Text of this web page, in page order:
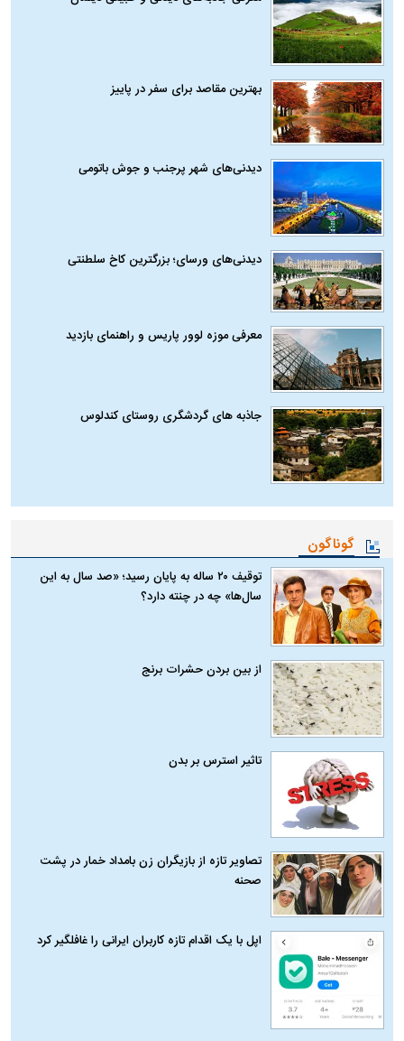
بهترین مقاصد برای سفر در پاییز
دیدنی‌های شهر پرجنب و جوش باتومی
دیدنی‌های ورسای؛ بزرگترین کاخ سلطنتی
معرفی موزه لوور پاریس و راهنمای بازدید
جاذبه های گردشگری روستای کندلوس
گوناگون
توقیف ۲۰ ساله به پایان رسید؛ «صد سال به این
سال‌ها» چه در چنته دارد؟
از بین بردن حشرات برنج
تاثیر استرس بر بدن
تصاویر تازه از بازیگران زن بامداد خمار در پشت
صحنه
اپل با یک اقدام تازه کاربران ایرانی را غافلگیر کرد